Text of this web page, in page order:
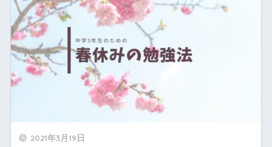
2021年3月19日